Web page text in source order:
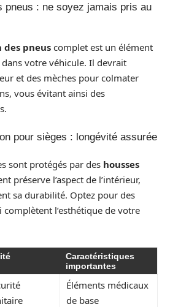
pneus : ne soyez jamais pris au
pneuscomplet est un élément
votre véhicule. Il devrait
et des mèches pour colmater
vous évitant ainsi des
pour sièges : longévité assurée
sont protégés par des housses
préserve l’aspect de l’intérieur,
sa durabilité. Optez pour des
l’esthétique de votre
Caractéristiques
importantes
Éléments médicaux
de base